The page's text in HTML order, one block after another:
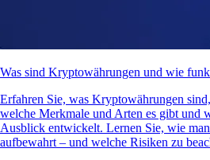
Was sind Kryptowährungen und wie
Erfahren Sie, was Kryptowährungen
welche Merkmale und Arten es gibt und
Ausblick entwickelt. Lernen Sie, wie
aufbewahrt – und welche Risiken zu